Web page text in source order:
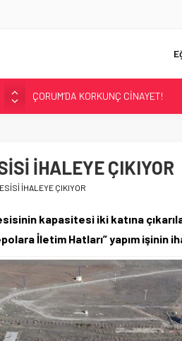
ASLAN, CUMHURBAŞKANI
SIR PERDESİ ÇÖZÜLDÜ!
ÇATIDAN DÜŞTÜ!
ÇORUM’DA KORKUNÇ CİNAYET!
İHALEYE ÇIKIYOR
İHALEYE ÇIKIYOR
kapasitesi iki katına
İletim Hatları” yapım işinin